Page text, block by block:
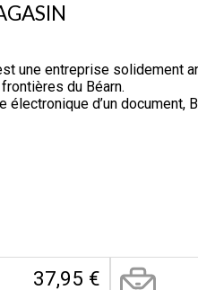
une entreprise
du Béarn.
électronique d’un
37,95 €